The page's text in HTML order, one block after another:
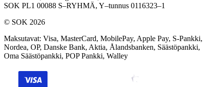
SOK PL1 00088 S–RYHMÄ, Y–tunnus 0116323–1
© SOK 2026
Maksutavat: Visa, MasterCard, MobilePay, Apple Pay, S-Pankki,
Nordea, OP, Danske Bank, Aktia, Ålandsbanken, Säästöpankki,
Oma Säästöpankki, POP Pankki, Walley